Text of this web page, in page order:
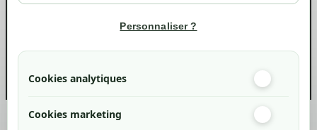
Personnaliser ?
Cookies analytiques
Cookies marketing
info@green-tech-shop.com